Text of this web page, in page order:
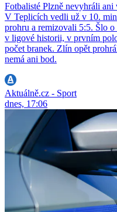
Fotbalisté Plzně nevyhráli
V Teplicích vedli už v 10.
prohru a remizovali 5:5. Šlo
v ligové historii, v prvním
počet branek. Zlín opět
nemá ani bod.
Aktuálně.cz - Sport
dnes, 17:06